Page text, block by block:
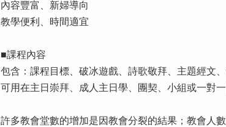
內容豐富、新婦導向
教學便利、時間適宜
■課程內容
包含：課程目標、破冰遊戲、詩歌敬拜、主題經文
可用在主日崇拜、成人主日學、團契、小組或一對一
許多教會堂數的增加是因教會分裂的結果；教會人